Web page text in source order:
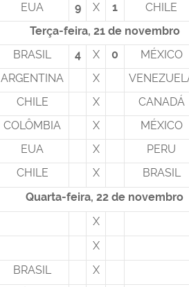
EUA 9 X 1 CHILE
Terça-feira, 21 de novembro
BRASIL 4 X 0 MÉXICO
ARGENTINA X
CHILE X CANADÁ
COLÔMBIA X MÉXICO
EUA X PERU
CHILE X BRASIL
Quarta-feira, 22 de novembro
X
X
BRASIL X